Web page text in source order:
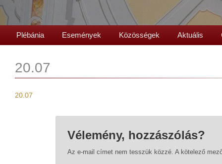
Plébánia Események Közösségek Aktuális
20.07
20.07
Vélemény, hozzászólás?
Az e-mail címet nem tesszük közzé. A kötelező